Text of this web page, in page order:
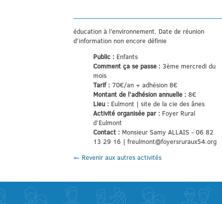
éducation à l’environnement. Date de réunion
d’information non encore définie
Public : Enfants
Comment ça se passe :3ème mercredi du
mois
Tarif :70€/an + adhésion 8€
Montant de l'adhésion annuelle :8€
Lieu : Eulmont | site de la cie des ânes
Activité organisée par : Foyer Rural
d'Eulmont
Contact : Monsieur Samy ALLAIS - 06 82
13 29 16 | freulmont@foyersruraux54.org
← Revenir aux autres activités